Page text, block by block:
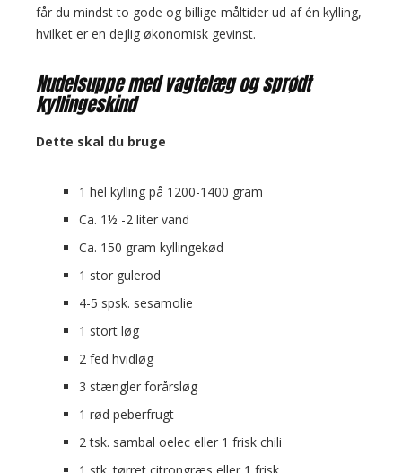
får du mindst to gode og billige måltider ud af én kylling,
hvilket er en dejlig økonomisk gevinst.
Nudelsuppe med vagtelæg og sprødt
kyllingeskind
Dette skal du bruge
1 hel kylling på 1200-1400 gram
Ca. 1½ -2 liter vand
Ca. 150 gram kyllingekød
1 stor gulerod
4-5 spsk. sesamolie
1 stort løg
2 fed hvidløg
3 stængler forårsløg
1 rød peberfrugt
2 tsk. sambal oelec eller 1 frisk chili